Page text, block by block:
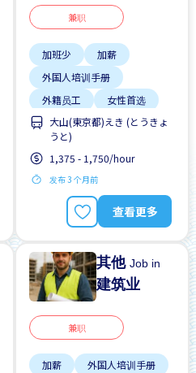
兼职
加班少
加薪
外国人培训手册
外籍员工
女性首选
学生签证首选
支付交通费
无经验要求
大山(東京都)えき (とうきょ
うと)
1,375 - 1,750/hour
发布 3 个月前
查看更多
其他Job in
建筑业
兼职
加薪
外国人培训手册